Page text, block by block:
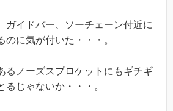
ガイドバー、ソーチェーン付近に
のに気が付いた・・・。
るノーズスプロケットにもギチギ
るじゃないか・・・。